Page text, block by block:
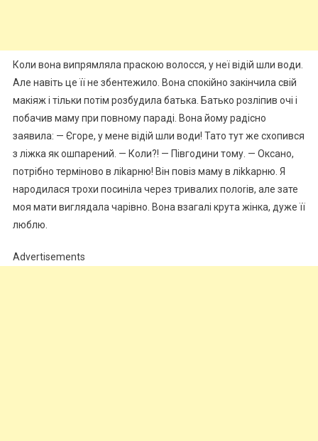
Коли вона випрямляла праскою волосся, у неї відій шли води.
Але навіть це її не збентежило. Вона спокійно закінчила свій
макіяж і тільки потім розбудила батька. Батько розліпив очі і
побачив маму при повному параді. Вона йому радісно
заявила: — Єгоре, у мене відій шли води! Тато тут же схопився
з ліжка як ошпарений. — Коли?! — Півгодини тому. — Оксано,
потрібно терміново в ліkарню! Він повіз маму в ліkkарню. Я
народилася трохи посиніла через тривалих полоrів, але зате
моя мати виглядала чарівно. Вона взагалі крута жінка, дуже її
люблю.
Advertisements